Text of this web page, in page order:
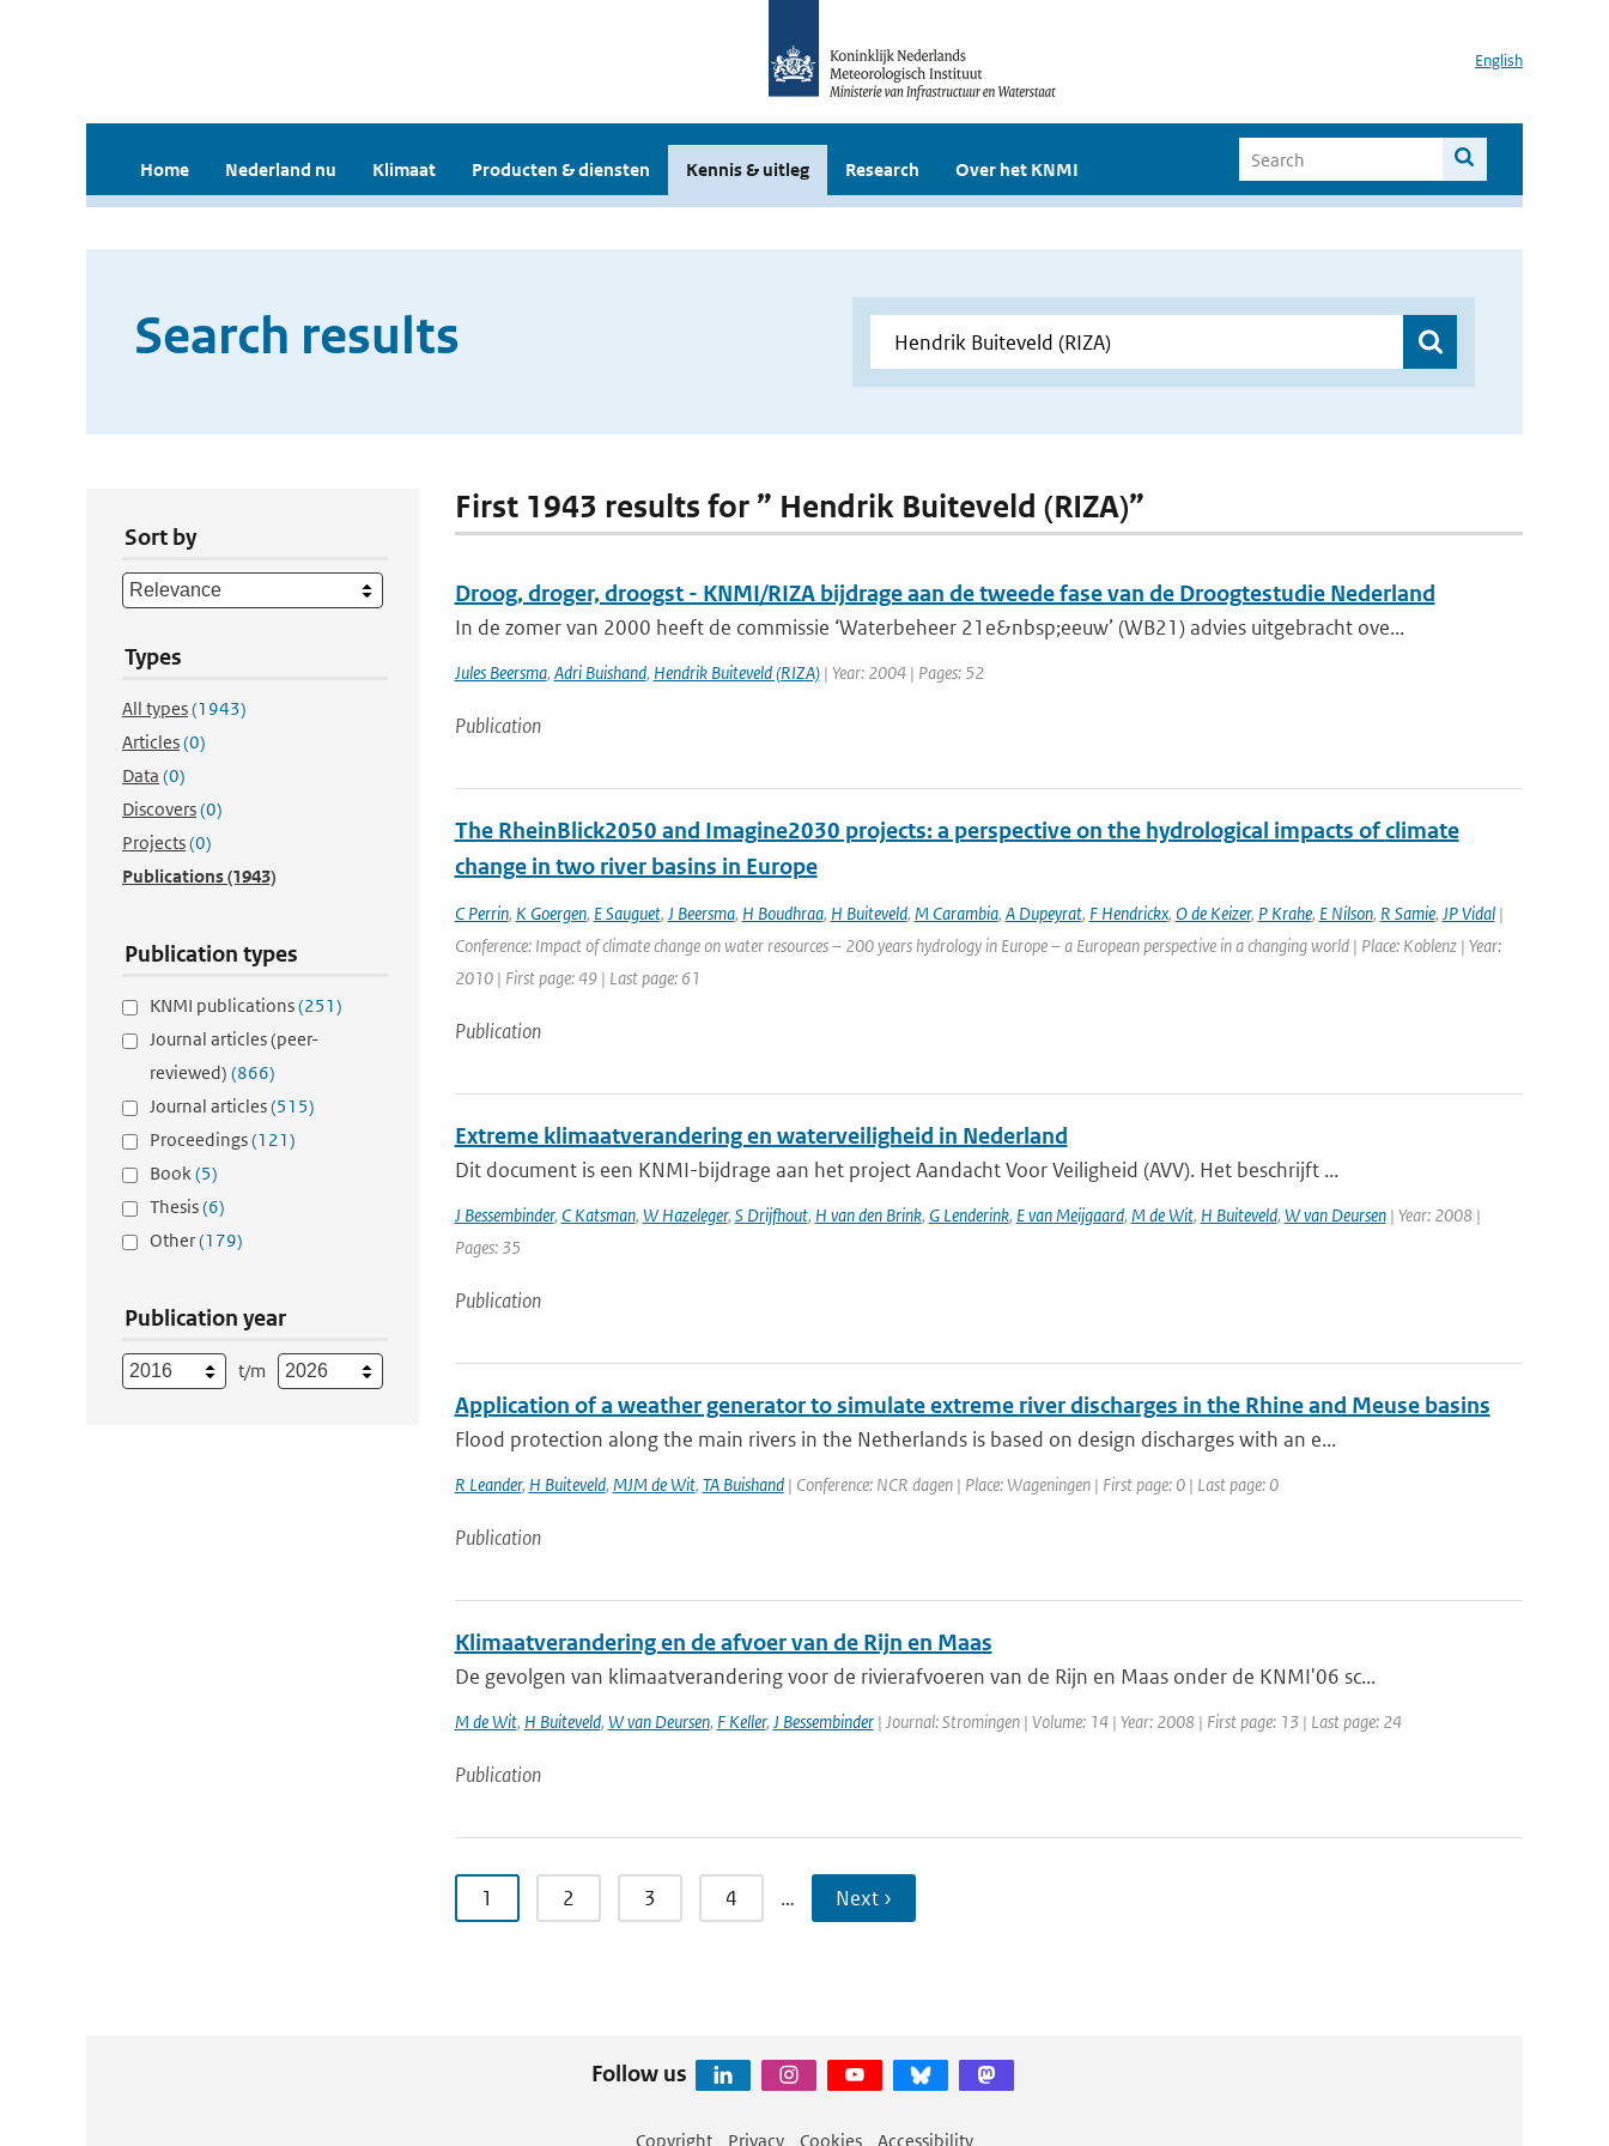
English
Home Nederland nu Klimaat Producten & diensten Kennis & uitleg Research Over het KNMI
Search results
Sort by
Types
All types(1943)
Articles(0)
Data (0)
Discovers(0)
Projects(0)
Publications(1943)
Publication types
KNMI publications(251)
Journal articles (peer-
reviewed) (866)
Journal articles(515)
Proceedings(121)
Book(5)
Thesis(6)
Other(179)
Publication year
t/m
First 1943 results for ” Hendrik Buiteveld (RIZA)”
Droog, droger, droogst - KNMI/RIZA bijdrage aan de tweede fase van de Droogtestudie Nederland
In de zomer van 2000 heeft de commissie ‘Waterbeheer 21e&nbsp;eeuw’ (WB21) advies uitgebracht ove...
Jules Beersma, Adri Buishand, Hendrik Buiteveld (RIZA)| Year: 2004 | Pages: 52
Publication
The RheinBlick2050 and Imagine2030 projects: a perspective on the hydrological impacts of climate
change in two river basins in Europe
C Perrin, K Goergen, E Sauguet, J Beersma, H Boudhraa, H Buiteveld, M Carambia, A Dupeyrat, F Hendrickx, O de Keizer, P Krahe, E Nilson, R Samie, JP Vidal|
Conference: Impact of climate change on water resources – 200 years hydrology in Europe – a European perspective in a changing world | Place: Koblenz | Year:
2010 | First page: 49 | Last page: 61
Publication
Extreme klimaatverandering en waterveiligheid in Nederland
Dit document is een KNMI-bijdrage aan het project Aandacht Voor Veiligheid (AVV). Het beschrijft ...
J Bessembinder, C Katsman, W Hazeleger, S Drijfhout, H van den Brink, G Lenderink, E van Meijgaard, M de Wit, H Buiteveld, W van Deursen| Year: 2008 |
Pages: 35
Publication
Application of a weather generator to simulate extreme river discharges in the Rhine and Meuse basins
Flood protection along the main rivers in the Netherlands is based on design discharges with an e...
R Leander, H Buiteveld, MJM de Wit, TA Buishand| Conference: NCR dagen | Place: Wageningen | First page: 0 | Last page: 0
Publication
Klimaatverandering en de afvoer van de Rijn en Maas
De gevolgen van klimaatverandering voor de rivierafvoeren van de Rijn en Maas onder de KNMI'06 sc...
M de Wit, H Buiteveld, W van Deursen, F Keller, J Bessembinder| Journal: Stromingen | Volume: 14 | Year: 2008 | First page: 13 | Last page: 24
Publication
1 2 3 4 … Next ›
Follow us
Copyright Privacy Cookies Accessibility